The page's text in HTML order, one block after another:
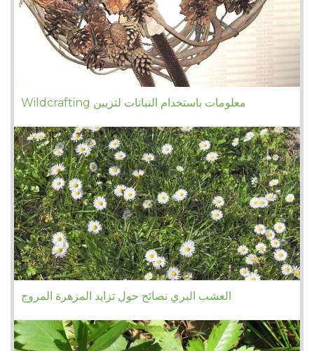
Wildcrafting معلومات باستخدام النباتات لتزيين
العشب البري نصائح حول تزايد المزهرة المروج